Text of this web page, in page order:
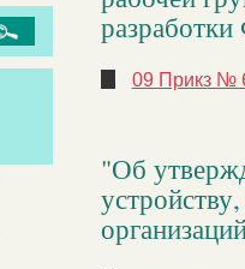
09 Прикз №
"Об